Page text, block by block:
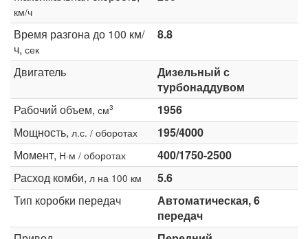
км/ч
Время разгона до 100 км/
ч, сек
8.8
Двигатель
Дизельный с
турбонаддувом
Рабочий объем, см3
1956
Мощность, л.с. / оборотах
195/4000
Момент, Н·м / оборотах
400/1750-2500
Расход комби, л на 100 км
5.6
Тип коробки передач
Автоматическая, 6
передач